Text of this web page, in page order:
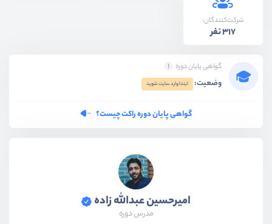
شرکت‌کنندگان:
317 نفر
گواهی پایان دوره
وضعیت: ابتدا وارد سایت شوید
گواهی پایان دوره راکت چیست؟
امیرحسین عبدالله زاده
مدرس دوره